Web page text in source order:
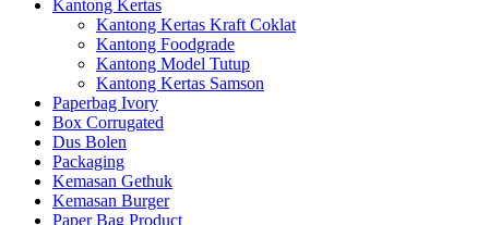
Kantong Kertas
Kantong Kertas Kraft Coklat
Kantong Foodgrade
Kantong Model Tutup
Kantong Kertas Samson
Paperbag Ivory
Box Corrugated
Dus Bolen
Packaging
Kemasan Gethuk
Kemasan Burger
Paper Bag Product